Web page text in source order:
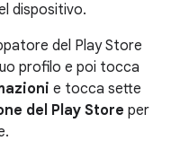
dispositivo.
del Play Store
profilo e poi tocca
e tocca sette
del Play Store per